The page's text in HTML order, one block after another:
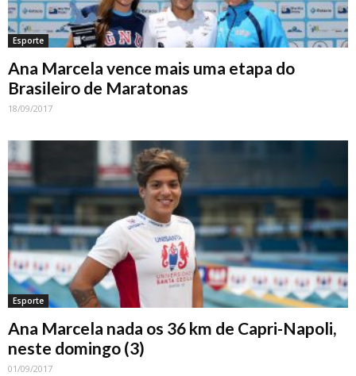
Esporte
Ana Marcela vence mais uma etapa do
Brasileiro de Maratonas
18/09/2017
Esporte
Ana Marcela nada os 36 km de Capri-Napoli,
neste domingo (3)
01/09/2017